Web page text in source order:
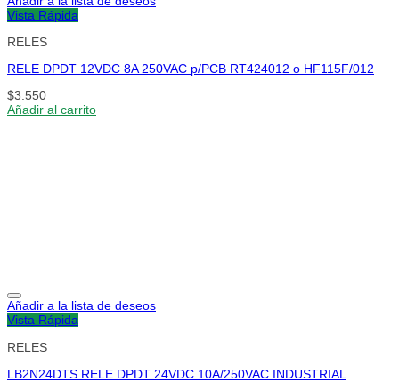
Vista Rápida
RELES
RELE DPDT 12VDC 8A 250VAC p/PCB RT424012 o HF115F/012
$3.550
Añadir al carrito
Añadir a la lista de deseos
Vista Rápida
RELES
LB2N24DTS RELE DPDT 24VDC 10A/250VAC INDUSTRIAL